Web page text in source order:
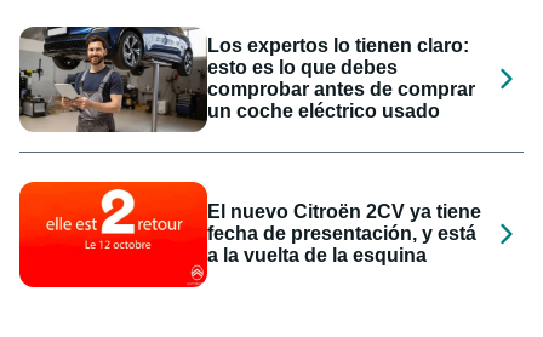
Los expertos lo tienen claro:
esto es lo que debes
comprobar antes de comprar
un coche eléctrico usado
El nuevo Citroën 2CV ya tiene
fecha de presentación, y está
a la vuelta de la esquina